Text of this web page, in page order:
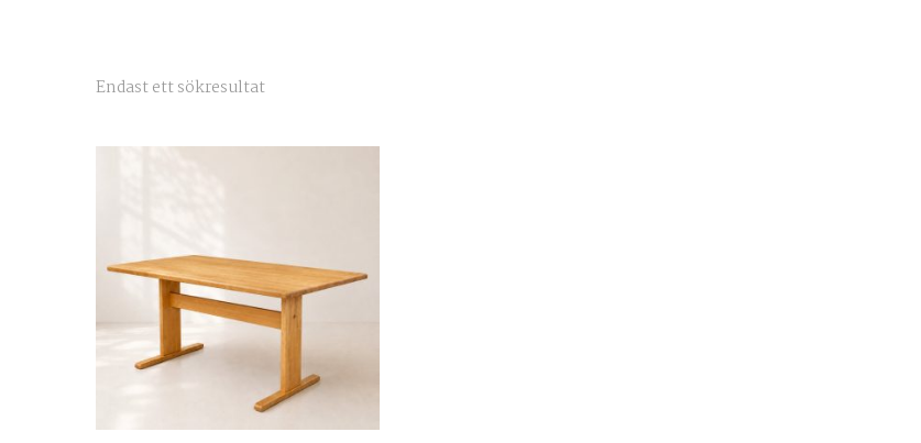
Endast ett sökresultat